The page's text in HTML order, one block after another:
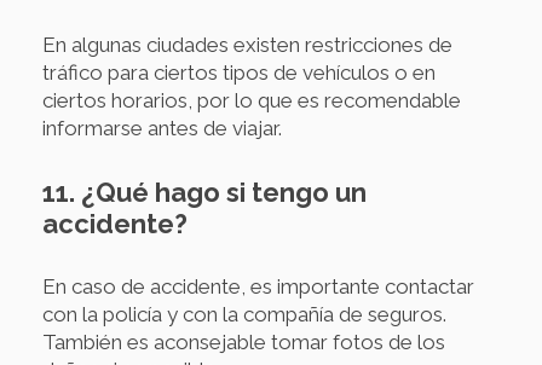
En algunas ciudades existen restricciones de
tráfico para ciertos tipos de vehículos o en
ciertos horarios, por lo que es recomendable
informarse antes de viajar.
11. ¿Qué hago si tengo un
accidente?
En caso de accidente, es importante contactar
con la policía y con la compañía de seguros.
También es aconsejable tomar fotos de los